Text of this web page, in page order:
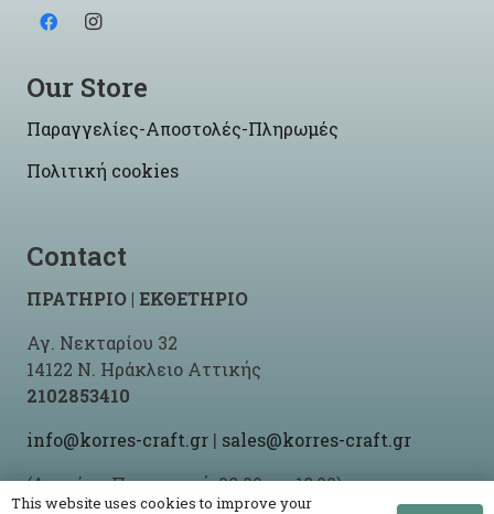
Our Store
Παραγγελίες-Αποστολές-Πληρωμές
Πολιτική cookies
Contact
ΠΡΑΤΗΡΙΟ | ΕΚΘΕΤΗΡΙΟ
Αγ. Νεκταρίου 32
14122 Ν. Ηράκλειο Αττικής
2102853410
info@korres-craft.gr | sales@korres-craft.gr
(Δευτέρα-Παρασκευή: 09:00 ως 18:00)
This website uses cookies to improve your